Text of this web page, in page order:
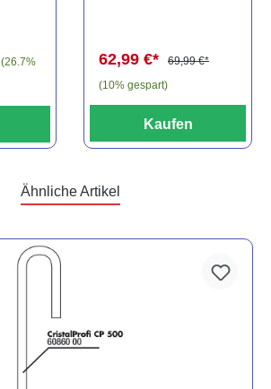
(26.7%
62,99 €*
69,99 €*
(10% gespart)
Kaufen
Ähnliche Artikel